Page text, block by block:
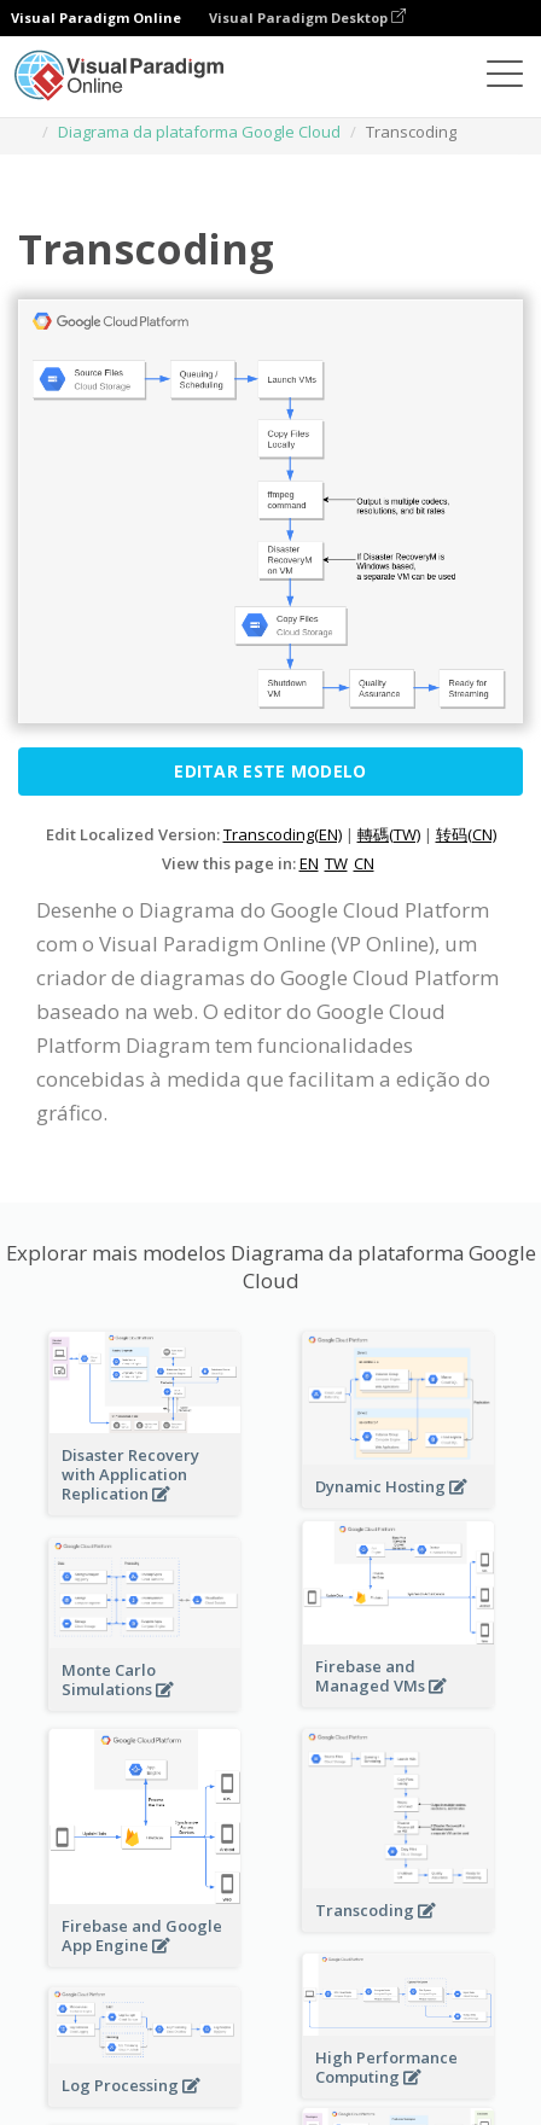
Visual Paradigm Online Visual Paradigm Desktop
Diagrama da plataforma Google Cloud
Transcoding
Transcoding
EDITAR ESTE MODELO
Edit Localized Version:Transcoding(EN)| 轉碼(TW)| 转码(CN)
View this page in:EN TW CN
Desenhe o Diagrama do Google Cloud Platform
com o Visual Paradigm Online (VP Online), um
criador de diagramas do Google Cloud Platform
baseado na web. O editor do Google Cloud
Platform Diagram tem funcionalidades
concebidas à medida que facilitam a edição do
gráfico.
Explorar mais modelos Diagrama da plataforma Google
Cloud
Disaster Recovery
with Application
Replication
Dynamic Hosting
Firebase and
Managed VMs
Monte Carlo
Simulations
Firebase and Google
App Engine
Transcoding
High Performance
Computing
Log Processing